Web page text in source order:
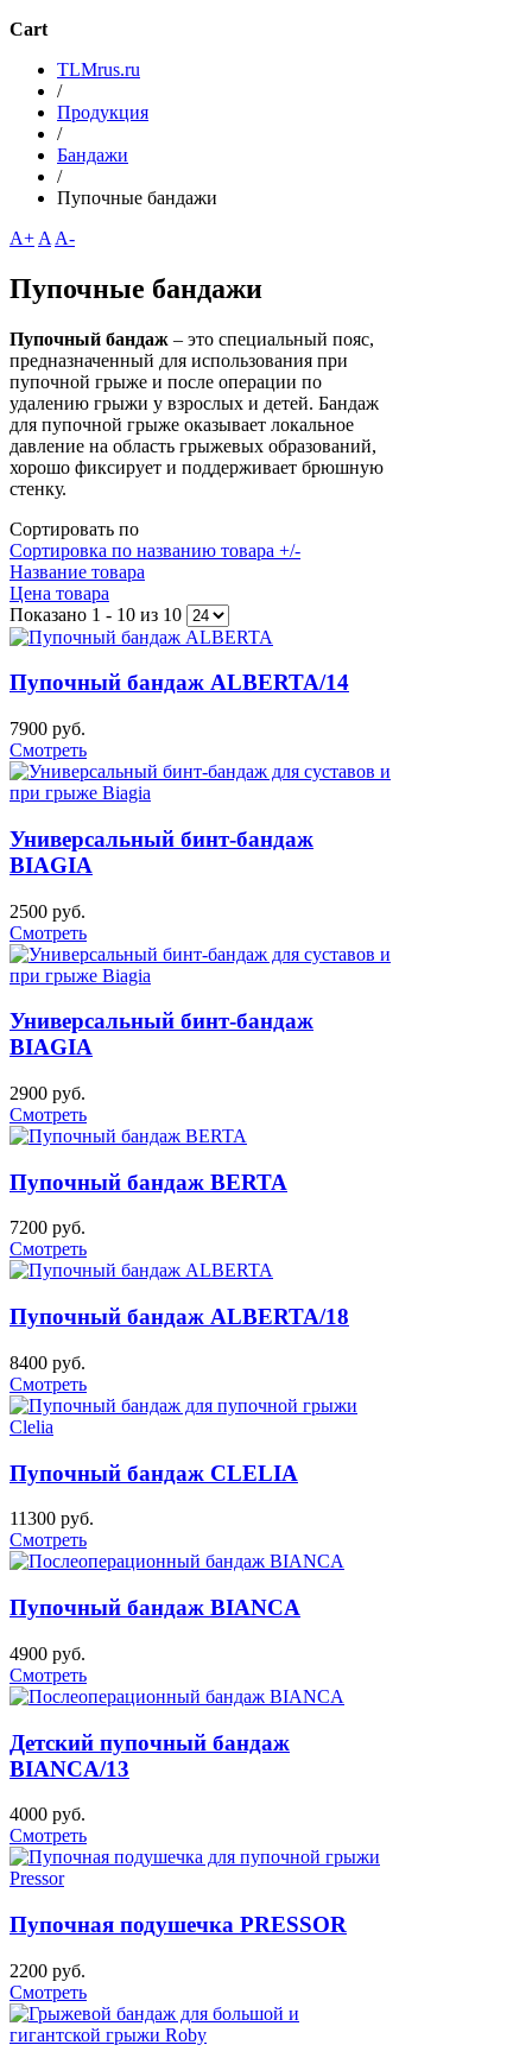
Cart
TLMrus.ru
/
Продукция
/
Бандажи
/
Пупочные бандажи
A+ A A-
Пупочные бандажи
Пупочный бандаж – это специальный пояс,
предназначенный для использования при
пупочной грыже и после операции по
удалению грыжи у взрослых и детей. Бандаж
для пупочной грыже оказывает локальное
давление на область грыжевых образований,
хорошо фиксирует и поддерживает брюшную
стенку.
Сортировать по
Сортировка по названию товара +/-
Название товара
Цена товара
Показано 1 - 10 из 10
Пупочный бандаж ALBERTA/14
7900 руб.
Смотреть
Универсальный бинт-бандаж
BIAGIA
2500 руб.
Смотреть
Универсальный бинт-бандаж
BIAGIA
2900 руб.
Смотреть
Пупочный бандаж BERTA
7200 руб.
Смотреть
Пупочный бандаж ALBERTA/18
8400 руб.
Смотреть
Пупочный бандаж CLELIA
11300 руб.
Смотреть
Пупочный бандаж BIANCA
4900 руб.
Смотреть
Детский пупочный бандаж
BIANCA/13
4000 руб.
Смотреть
Пупочная подушечка PRESSOR
2200 руб.
Смотреть